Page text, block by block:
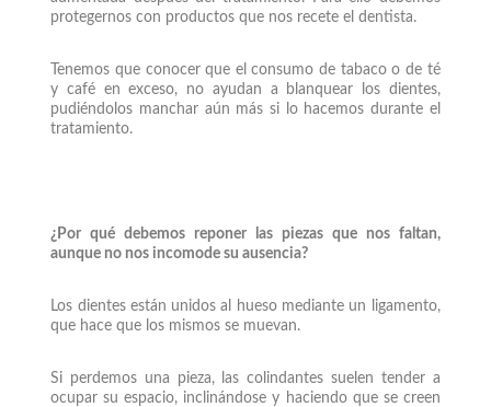
protegernos con productos que nos recete el dentista.
Tenemos que conocer que el consumo de tabaco o de té
y café en exceso, no ayudan a blanquear los dientes,
pudiéndolos manchar aún más si lo hacemos durante el
tratamiento.
¿Por qué debemos reponer las piezas que nos faltan,
aunque no nos incomode su ausencia?
Los dientes están unidos al hueso mediante un ligamento,
que hace que los mismos se muevan.
Si perdemos una pieza, las colindantes suelen tender a
ocupar su espacio, inclinándose y haciendo que se creen